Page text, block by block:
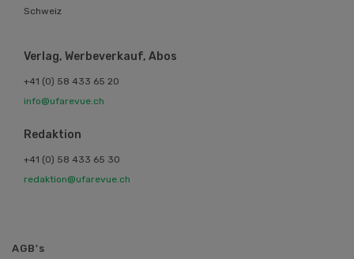
Schweiz
Verlag, Werbeverkauf, Abos
+41 (0) 58 433 65 20
info@ufarevue.ch
Redaktion
+41 (0) 58 433 65 30
redaktion@ufarevue.ch
AGB's